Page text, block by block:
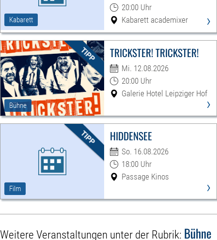
Kabarett
20:00 Uhr
Kabarett academixer
›
Bühne
TRICKSTER! TRICKSTER!
Mi. 12.08.2026
20:00 Uhr
Galerie Hotel Leipziger Hof
›
Film
HIDDENSEE
So. 16.08.2026
18:00 Uhr
Passage Kinos
›
Weitere Veranstaltungen unter der Rubrik: Bühne